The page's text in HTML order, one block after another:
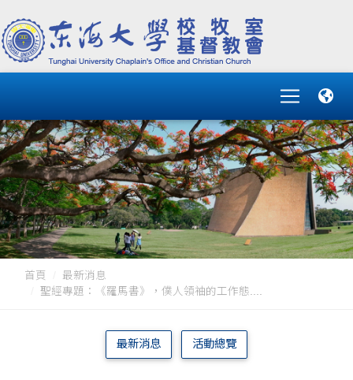
首頁
最新消息
聖經專題：《羅馬書》，僕人領袖的工作態....
最新消息 活動總覽